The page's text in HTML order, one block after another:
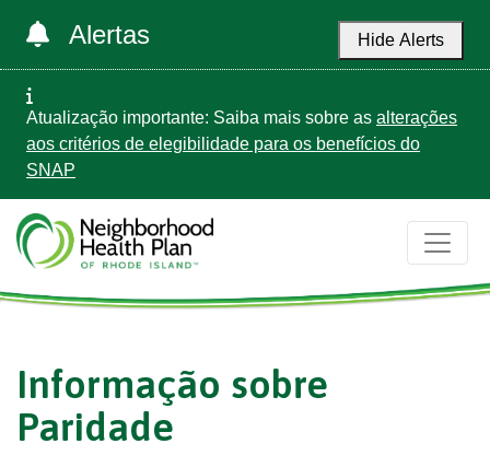
Alertas Hide Alerts
Atualização importante: Saiba mais sobre as alterações
aos critérios de elegibilidade para os benefícios do
SNAP
Informação sobre
Paridade